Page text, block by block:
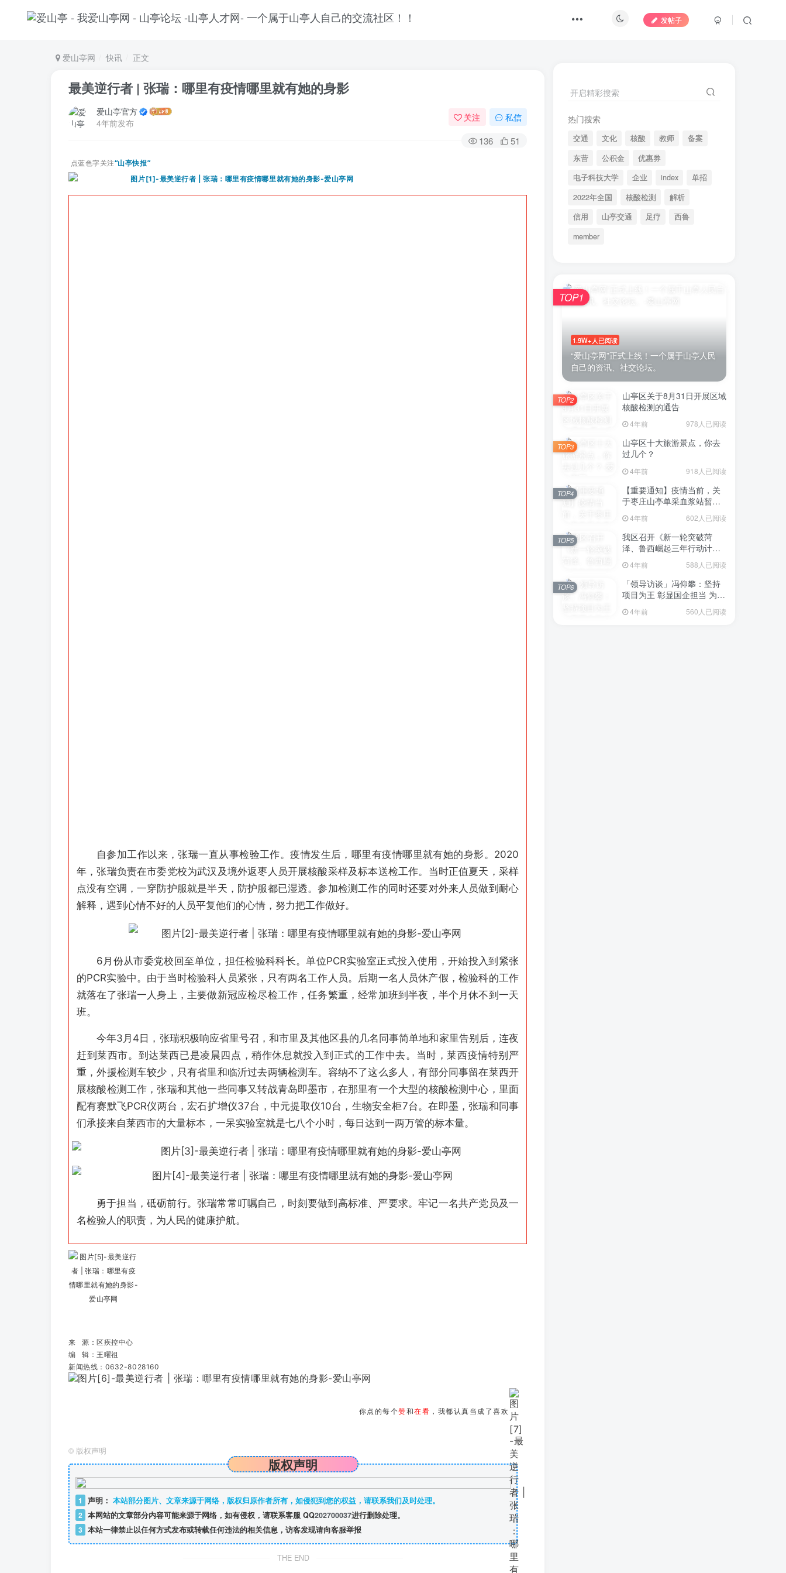
发帖子
爱山亭网 快讯 正文
最美逆行者 | 张瑞：哪里有疫情哪里就有她的身影
爱山亭官方
4年前发布
关注 私信
136 51
点蓝色字关注“山亭快报”
自参加工作以来，张瑞一直从事检验工作。疫情发生后，哪里有疫情哪里就有她的身影。2020
年，张瑞负责在市委党校为武汉及境外返枣人员开展核酸采样及标本送检工作。当时正值夏天，采样
点没有空调，一穿防护服就是半天，防护服都已湿透。参加检测工作的同时还要对外来人员做到耐心
解释， 遇到心情不好的人员平复他们的心情，努力把工作做好。
6月份从市委党校回至单位，担任检验科科长。单位PCR实验室正式投入使用，开始投入到紧张
的PCR实验中。由于当时检验科人员紧张，只有两名工作人员。后期一名人员休产假，检验科的工作
就落在了张瑞一人身上，主要做新冠应检尽检工作，任务繁重，经常加班到半夜，半个月休不到一天
班。
今年3月4日，张瑞积极响应省里号召，和市里及其他区县的几名同事简单地和家里告别后，连夜
赶到莱西市。到达莱西已是凌晨四点，稍作休息就投入到正式的工作中去。当时，莱西疫情特别严
重，外援检测车较少，只有省里和临沂过去两辆检测车。容纳不了这么多人，有部分同事留在莱西开
展核酸检测工作，张瑞和其他一些同事又转战青岛即墨市，在那里有一个大型的核酸检测中心，里面
配有赛默飞PCR仪两台，宏石扩增仪37台，中元提取仪10台，生物安全柜7台。在即墨，张瑞和同事
们承接来自莱西市的大量标本，一呆实验室就是七八个小时，每日达到一两万管的标本量。
勇于担当，砥砺前行。张瑞常常叮嘱自己，时刻要做到高标准、严要求。牢记一名共产党员及一
名检验人的职责，为人民的健康护航。
来 源：区疾控中心
编 辑：王曜祖
新闻热线：0632-8028160
你点的每个赞和在看 ，我都认真当成了喜欢
© 版权声明
版权声明
1 声明： 本站部分图片、文章来源于网络，版权归原作者所有，如侵犯到您的权益，请联系我们及时处理。
2 本网站的文章部分内容可能来源于网络，如有侵权，请联系客服 QQ202700037进行删除处理。
3 本站一律禁止以任何方式发布或转载任何违法的相关信息，访客发现请向客服举报
THE END
开启精彩搜索
热门搜索
交通 文化 核酸 教师
备案
东营
公积金
优惠券
电子科技大学
企业 index
单招
2022年全国
核酸检测
解析
信用
山亭交通 足疗
西鲁
member
1.9W+人已阅读
“爱山亭网”正式上线！一个属于山亭人民
自己的资讯、社交论坛。
TOP1
山亭区关于8月31日开展区域
核酸检测的通告
4年前 978人已阅读
TOP2
山亭区十大旅游景点，你去
过几个？
4年前 918人已阅读
TOP3
【重要通知】疫情当前，关
于枣庄山亭单采血浆站暂停
4年前 602人已阅读
TOP4
我区召开《新一轮突破菏
泽、鲁西崛起三年行动计划
意见稿）政策分析研判会议
4年前 588人已阅读
TOP5
「领导访谈」冯仰攀：坚持
项目为王 彰显国企担当 为全
点项目建设贡献“交发力量”
4年前 560人已阅读
TOP6
微信登录